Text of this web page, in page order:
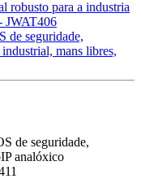
robusto para a industria
JWAT406
de seguridade,
mans libres,